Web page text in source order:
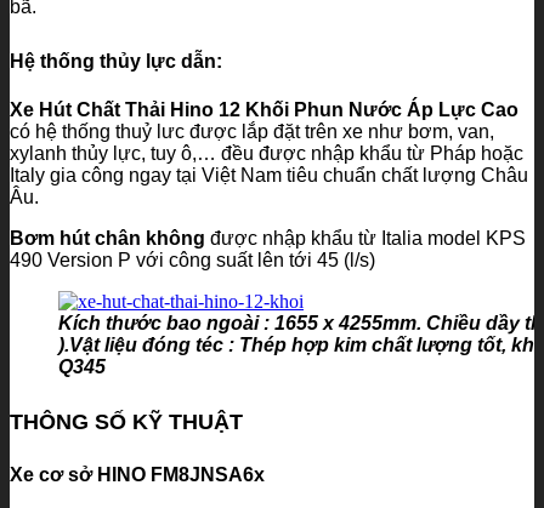
bã.
Hệ thống thủy lực dẫn:
Xe Hút Chất Thải Hino 12 Khối Phun Nước Áp Lực Cao
có hệ thống thuỷ lưc được lắp đặt trên xe như bơm, van,
xylanh thủy lực, tuy ô,… đều được nhập khẩu từ Pháp hoặc
Italy gia công ngay tại Việt Nam tiêu chuẩn chất lượng Châu
Âu.
Bơm hút chân không được nhập khẩu từ Italia model KPS
490 Version P với công suất lên tới 45 (l/s)
Kích thước bao ngoài : 1655 x 4255mm. Chiều dầy
).Vật liệu đóng téc : Thép hợp kim chất lượng tốt,
Q345
THÔNG SỐ KỸ THUẬT
Xe cơ sở HINO FM8JNSA6x